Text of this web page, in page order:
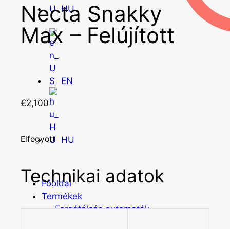
HU
EN
HU
Főoldal
Termékek
Forgótálcás automaták
Necta Snakky
Max – Felújított
€2,100
Elfogyott
Technikai adatok